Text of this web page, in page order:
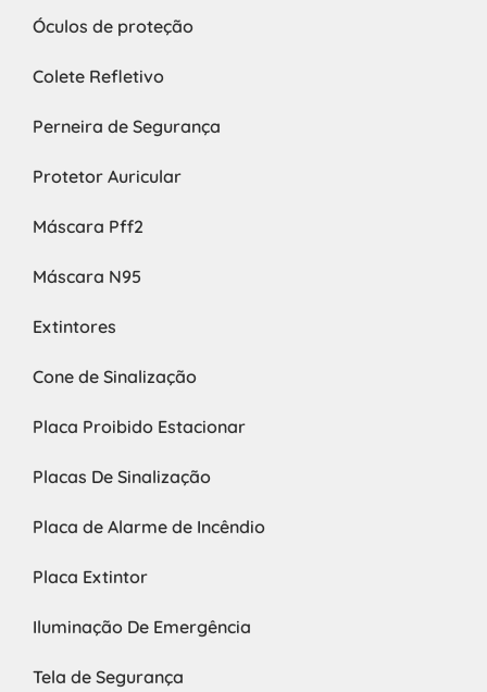
Óculos de proteção
Colete Refletivo
Perneira de Segurança
Protetor Auricular
Máscara Pff2
Máscara N95
Extintores
Cone de Sinalização
Placa Proibido Estacionar
Placas De Sinalização
Placa de Alarme de Incêndio
Placa Extintor
Iluminação De Emergência
Tela de Segurança